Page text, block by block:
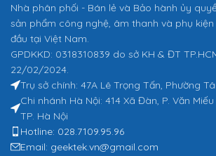
Nhà phân phối - Bán lẻ và Bảo hành ủy
sản phẩm công nghệ, âm thanh và phụ
đầu tại Việt Nam.
GPDKKD: 0318310839 do sở KH & ĐT
22/02/2024.
Trụ sở chính: 47A Lê Trọng Tấn, Phường
Chi nhánh Hà Nội: 414 Xã Đàn, P. Văn
TP. Hà Nội
Hotline: 028.7109.95.96
Email: geektek.vn@gmail.com